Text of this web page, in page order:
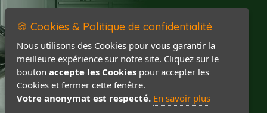
🍪 Cookies & Politique de confidentialité
Nous utilisons des Cookies pour vous garantir la
meilleure expérience sur notre site. Cliquez sur le
bouton accepte les Cookies pour accepter les
Cookies et fermer cette fenêtre.
Votre anonymat est respecté. En savoir plus